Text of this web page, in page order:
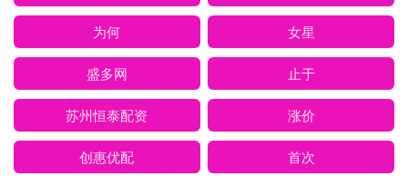
为何 女星
盛多网 止于
苏州恒泰配资 涨价
创惠优配 首次